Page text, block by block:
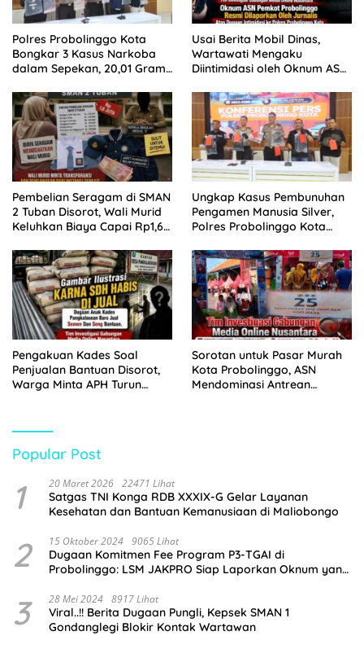
Polres Probolinggo Kota
Bongkar 3 Kasus Narkoba
dalam Sepekan, 20,01 Gram
Usai Berita Mobil Dinas,
Wartawati Mengaku
Diintimidasi oleh Oknum ASN
Tempuh Jalur Hukum
Pembelian Seragam di SMAN
2 Tuban Disorot, Wali Murid
Keluhkan Biaya Capai Rp1,6
Ungkap Kasus Pembunuhan
Pengamen Manusia Silver,
Polres Probolinggo Kota
Pengakuan Kades Soal
Penjualan Bantuan Disorot,
Warga Minta APH Turun
Sorotan untuk Pasar Murah
Kota Probolinggo, ASN
Mendominasi Antrean
Popular Post
1 20 Maret 2026 22471 Lihat
Satgas TNI Konga RDB XXXIX-G Gelar Layanan
Kesehatan dan Bantuan Kemanusiaan di Maliobongo
2 15 Oktober 2024 9065 Lihat
Dugaan Komitmen Fee Program P3-TGAI di
Probolinggo: LSM JAKPRO Siap Laporkan Oknum yang
3 28 Mei 2024 8917 Lihat
Viral..!! Berita Dugaan Pungli, Kepsek SMAN 1
Gondanglegi Blokir Kontak Wartawan